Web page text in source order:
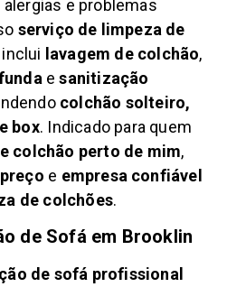
e problemas
serviço de limpeza de
inclui lavagem de colchão,
esanitização
colchão solteiro,
box. Indicado para quem
colchão perto de mim,
e empresa confiável
de colchões.
de Sofá em Brooklin
de sofá profissional